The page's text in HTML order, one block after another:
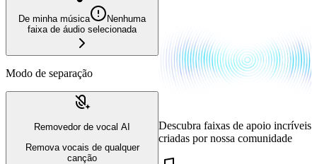
De minha música
Nenhuma
faixa de áudio selecionada
Modo de separação
Removedor de vocal AI
Remova vocais de qualquer
canção
Descubra faixas de apoio incríveis
criadas por nossa comunidade